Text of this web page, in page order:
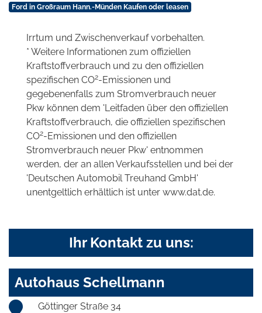
Ford in Großraum Hann.-Münden Kaufen oder leasen
Irrtum und Zwischenverkauf vorbehalten.
* Weitere Informationen zum offiziellen
Kraftstoffverbrauch und zu den offiziellen
spezifischen CO2-Emissionen und
gegebenenfalls zum Stromverbrauch neuer
Pkw können dem 'Leitfaden über den offiziellen
Kraftstoffverbrauch, die offiziellen spezifischen
CO2-Emissionen und den offiziellen
Stromverbrauch neuer Pkw' entnommen
werden, der an allen Verkaufsstellen und bei der
'Deutschen Automobil Treuhand GmbH'
unentgeltlich erhältlich ist unter www.dat.de.
Ihr Kontakt zu uns:
Autohaus Schellmann
Göttinger Straße 34